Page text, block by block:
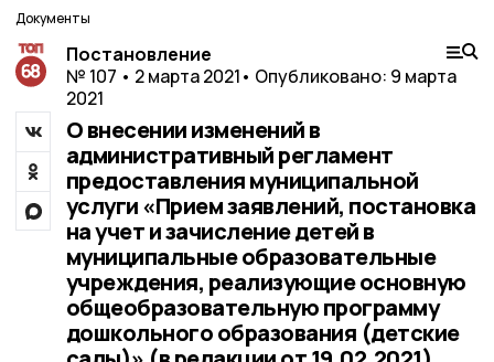
Документы
Постановление
№ 107 • 2 марта 2021• Опубликовано: 9 марта
2021
О внесении изменений в
административный регламент
предоставления муниципальной
услуги «Прием заявлений, постановка
на учет и зачисление детей в
муниципальные образовательные
учреждения, реализующие основную
общеобразовательную программу
дошкольного образования (детские